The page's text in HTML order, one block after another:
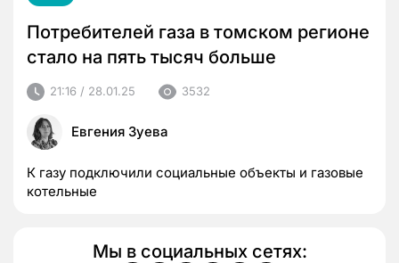
Потребителей газа в томском регионе
стало на пять тысяч больше
21:16 / 28.01.25 3532
Евгения Зуева
К газу подключили социальные объекты и газовые
котельные
Мы в социальных сетях: